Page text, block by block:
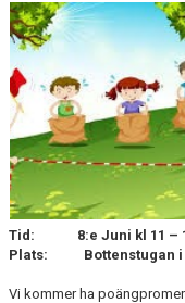
Tid: 8:e Juni kl 11 –
Plats: Bottenstugan i
Vi kommer ha